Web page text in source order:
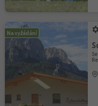
Na vyžádání